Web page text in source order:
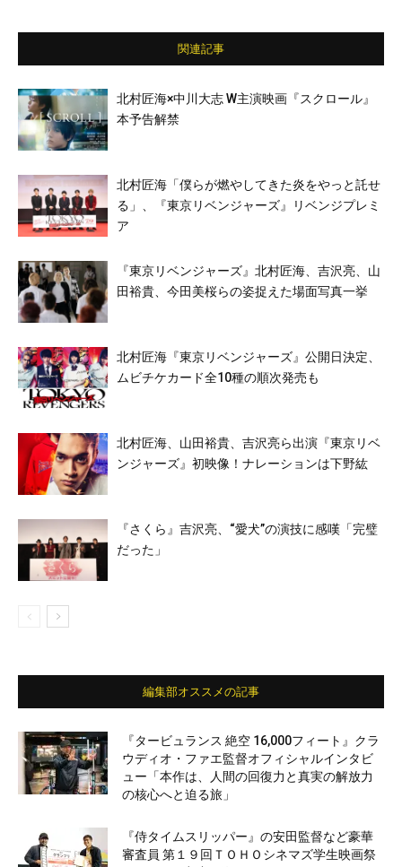
関連記事
北村匠海×中川大志 W主演映画『スクロール』
本予告解禁
北村匠海「僕らが燃やしてきた炎をやっと託せ
る」、『東京リベンジャーズ』リベンジプレミ
ア
『東京リベンジャーズ』北村匠海、吉沢亮、山
田裕貴、今田美桜らの姿捉えた場面写真一挙
北村匠海『東京リベンジャーズ』公開日決定、
ムビチケカード全10種の順次発売も
北村匠海、山田裕貴、吉沢亮ら出演『東京リベ
ンジャーズ』初映像！ナレーションは下野紘
『さくら』吉沢亮、“愛⽝”の演技に感嘆「完璧
だった」
編集部オススメの記事
『タービュランス 絶空 16,000フィート』クラ
ウディオ・ファエ監督オフィシャルインタビ
ュー「本作は、人間の回復力と真実の解放力
の核心へと迫る旅」
『侍タイムスリッパー』の安田監督など豪華
審査員 第１９回ＴＯＨＯシネマズ学生映画祭